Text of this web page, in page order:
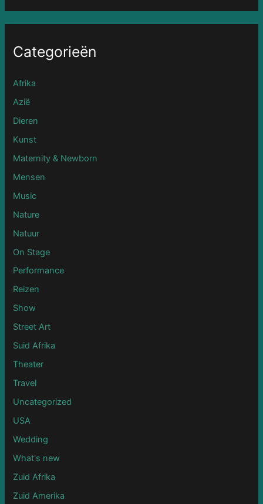
Categorieën
Afrika
Azië
Dieren
Kunst
Maternity & Newborn
Mensen
Music
Nature
Natuur
On Stage
Performance
Reizen
Show
Street Art
Suid Afrika
Theater
Travel
Uncategorized
USA
Wedding
What's new
Zuid Afrika
Zuid Amerika